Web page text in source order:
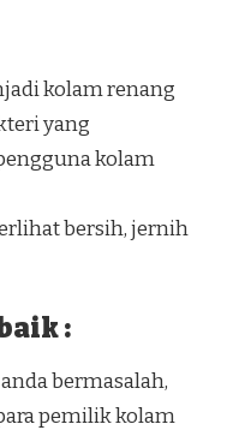
kolam renang
yang
kolam
bersih, jernih
:
bermasalah,
pemilik kolam